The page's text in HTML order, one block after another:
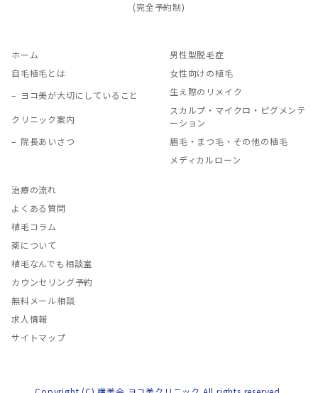
(完全予約制)
ホーム
自毛植毛とは
ヨコ美が大切にしていること
クリニック案内
院長あいさつ
男性型脱毛症
女性向けの植毛
生え際のリメイク
スカルプ・マイクロ・ピグメンテ
ーション
眉毛・まつ毛・その他の植毛
メディカルローン
治療の流れ
よくある質問
植毛コラム
薬について
植毛なんでも相談室
カウンセリング予約
無料メール相談
求人情報
サイトマップ